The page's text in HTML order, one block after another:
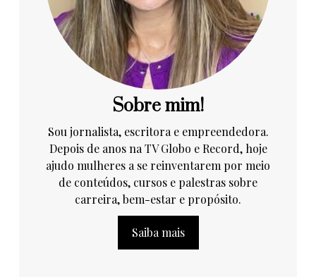
Sobre mim!
Sou jornalista, escritora e empreendedora.
Depois de anos na TV Globo e Record, hoje
ajudo mulheres a se reinventarem por meio
de conteúdos, cursos e palestras sobre
carreira, bem-estar e propósito.
Saiba mais